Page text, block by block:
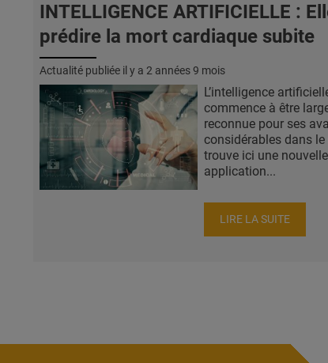
INTELLIGENCE ARTIFICIELLE :
prédire la mort cardiaque subite
Actualité publiée il y a 2 années 9 mois
L’intelligence
commence à être
reconnue pour ses
considérables dans
trouve ici une nouvelle
application...
LIRE LA SUITE